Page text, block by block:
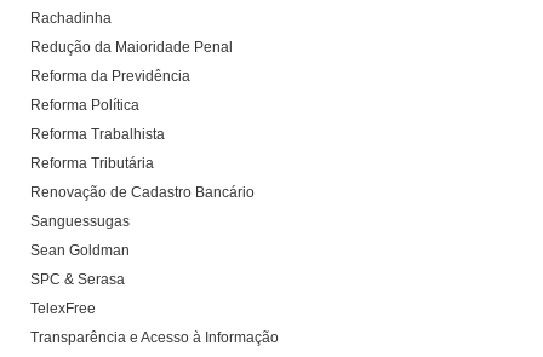
Rachadinha
Redução da Maioridade Penal
Reforma da Previdência
Reforma Política
Reforma Trabalhista
Reforma Tributária
Renovação de Cadastro Bancário
Sanguessugas
Sean Goldman
SPC & Serasa
TelexFree
Transparência e Acesso à Informação